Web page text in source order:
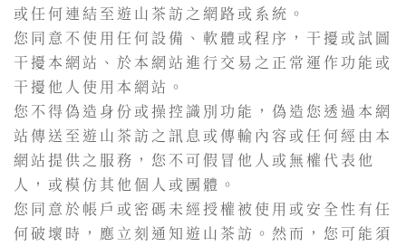
或任何連結至遊山茶訪之網路或系統。
您同意不使用任何設備、軟體或程序，干擾或試圖
干擾本網站、於本網站進行交易之正常運作功能或
干擾他人使用本網站。
您不得偽造身份或操控識別功能，偽造您透過本網
站傳送至遊山茶訪之訊息或傳輸內容或任何經由本
網站提供之服務，您不可假冒他人或無權代表他
人，或模仿其他個人或團體。
您同意於帳戶或密碼未經授權被使用或安全性有任
何破壞時，應立刻通知遊山茶訪。然而，您可能須